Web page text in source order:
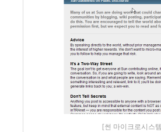
[썬 마이크로시스